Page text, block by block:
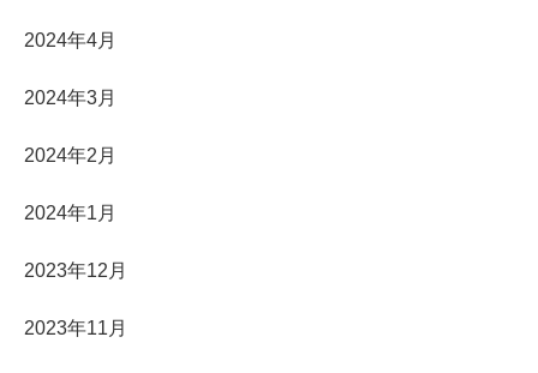
2024年4月
2024年3月
2024年2月
2024年1月
2023年12月
2023年11月